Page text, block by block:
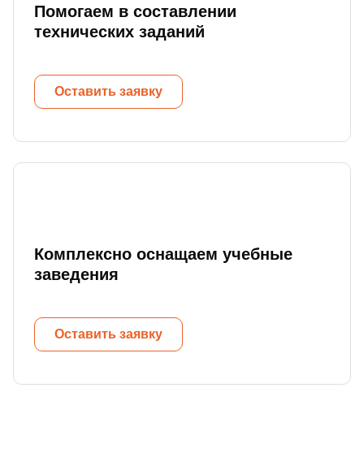
Помогаем в составлении
технических заданий
Оставить заявку
Комплексно оснащаем учебные
заведения
Оставить заявку